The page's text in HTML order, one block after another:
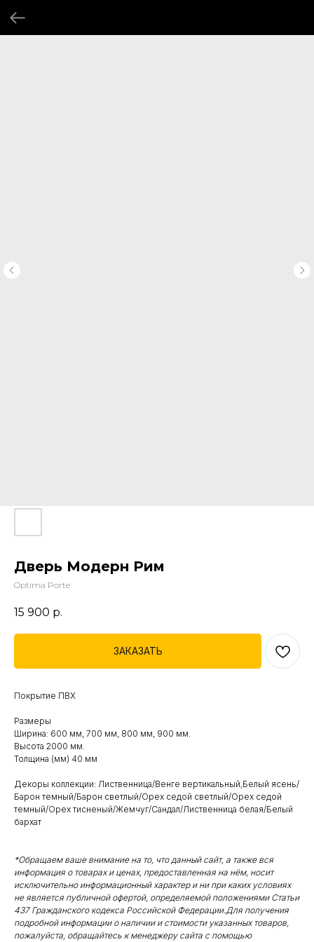
Дверь Модерн Рим
Optima Porte
15 900 р.
ЗАКАЗАТЬ
Покрытие ПВХ
Размеры
Ширина: 600 мм, 700 мм, 800 мм, 900 мм.
Высота 2000 мм.
Толщина (мм) 40 мм
Декоры коллекции: Лиственница/Венге вертикальный,Белый ясень/
Барон темный/Барон светлый/Орех седой светлый/Орех седой
темный/Орех тисненый/Жемчуг/Сандал/Лиственница белая/Белый
бархат
*Обращаем ваше внимание на то, что данный сайт, а также вся
информация о товарах и ценах, предоставленная на нём, носит
исключительно информационный характер и ни при каких условиях
не является публичной офертой, определяемой положениями Статьи
437 Гражданского кодекса Российской Федерации.Для получения
подробной информации о наличии и стоимости указанных товаров,
пожалуйста, обращайтесь к менеджеру сайта с помощью